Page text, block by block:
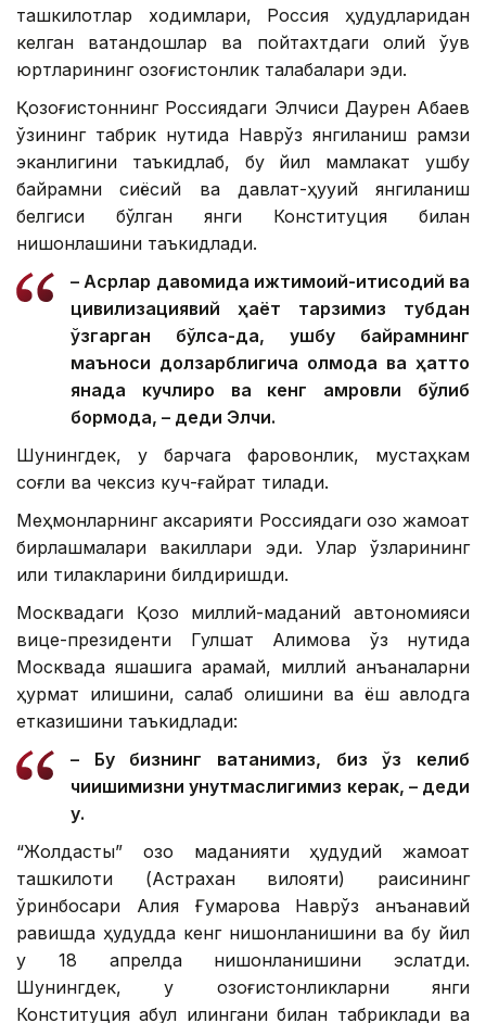
ташкилотлар ходимлари, Россия ҳудудларидан
келган ватандошлар ва пойтахтдаги олий ўқув
юртларининг қозоғистонлик талабалари эди.
Қозоғистоннинг Россиядаги Элчиси Даурен Абаев
ўзининг табрик нутқида Наврўз янгиланиш рамзи
эканлигини таъкидлаб, бу йил мамлакат ушбу
байрамни сиёсий ва давлат-ҳуқуқий янгиланиш
белгиси бўлган янги Конституция билан
нишонлашини таъкидлади.
– Асрлар давомида ижтимоий-иқтисодий ва
цивилизациявий ҳаёт тарзимиз тубдан
ўзгарган бўлса-да, ушбу байрамнинг
маъноси долзарблигича қолмоқда ва ҳатто
янада кучлироқ ва кенг қамровли бўлиб
бормоқда, – деди Элчи.
Шунингдек, у барчага фаровонлик, мустаҳкам
соғлиқ ва чексиз куч-ғайрат тилади.
Меҳмонларнинг аксарияти Россиядаги қозоқ жамоат
бирлашмалари вакиллари эди. Улар ўзларининг
илиқ тилакларини билдиришди.
Москвадаги Қозоқ миллий-маданий автономияси
вице-президенти Гулшат Алимова ўз нутқида
Москвада яшашига қарамай, миллий анъаналарни
ҳурмат қилишини, сақлаб қолишини ва ёш авлодга
етказишини таъкидлади:
– Бу бизнинг ватанимиз, биз ўз келиб
чиқишимизни унутмаслигимиз керак, – деди
у.
“Жолдастық” қозоқ маданияти ҳудудий жамоат
ташкилоти (Астрахан вилояти) раисининг
ўринбосари Алия Ғумарова Наврўз анъанавий
равишда ҳудудда кенг нишонланишини ва бу йил
у 18 апрелда нишонланишини эслатди.
Шунингдек, у қозоғистонликларни янги
Конституция қабул қилингани билан табриклади ва